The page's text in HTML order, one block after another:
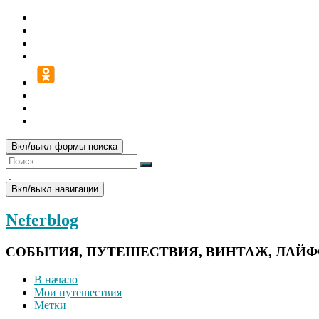
Вкл/выкл формы поиска
Вкл/выкл навигации
Neferblog
СОБЫТИЯ, ПУТЕШЕСТВИЯ, ВИНТАЖ,
В начало
Мои путешествия
Метки